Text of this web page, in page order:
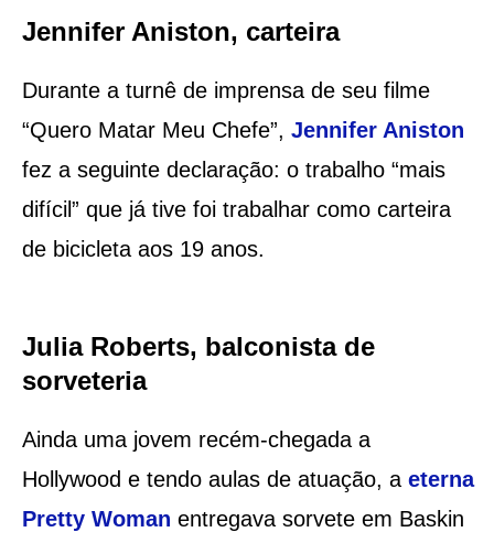
Jennifer Aniston, carteira
Durante a turnê de imprensa de seu filme
“Quero Matar Meu Chefe”, Jennifer Aniston
fez a seguinte declaração: o trabalho “mais
difícil” que já tive foi trabalhar como carteira
de bicicleta aos 19 anos.
Julia Roberts, balconista de
sorveteria
Ainda uma jovem recém-chegada a
Hollywood e tendo aulas de atuação, a eterna
Pretty Woman entregava sorvete em Baskin